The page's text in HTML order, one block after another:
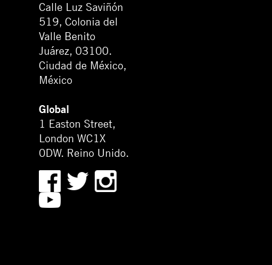
Calle Luz Saviñón
519, Colonia del
Valle Benito
Juárez, 03100.
Ciudad de México,
México
Global
1 Easton Street,
London WC1X
0DW. Reino Unido.